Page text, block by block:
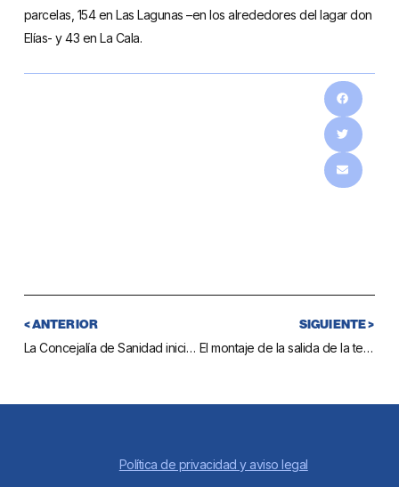
parcelas, 154 en Las Lagunas –en los alrededores del lagar don
Elías- y 43 en La Cala.
< ANTERIOR
La Concejalía de Sanidad inicia una campaña informativa sobre higiene y buenos hábitos para negocios de hostelería
SIGUIENTE >
El montaje de la salida de la tercera etapa La Vuelta Ciclista a España del próximo lunes obligará a restringir el entorno del bulevar de La Cala desde la madrugada del domingo 23
Política de privacidad y aviso legal